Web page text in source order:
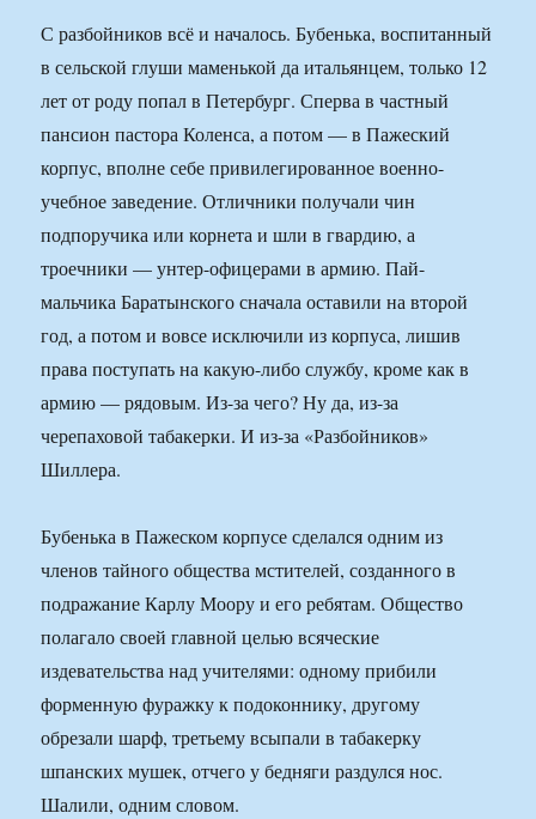
С разбойников всё и началось. Бубенька, воспитанный
в сельской глуши маменькой да итальянцем, только 12
лет от роду попал в Петербург. Сперва в частный
пансион пастора Коленса, а потом — в Пажеский
корпус, вполне себе привилегированное военно-
учебное заведение. Отличники получали чин
подпоручика или корнета и шли в гвардию, а
троечники — унтер-офицерами в армию. Пай-
мальчика Баратынского сначала оставили на второй
год, а потом и вовсе исключили из корпуса, лишив
права поступать на какую-либо службу, кроме как в
армию — рядовым. Из-за чего? Ну да, из-за
черепаховой табакерки. И из-за «Разбойников»
Шиллера.
Бубенька в Пажеском корпусе сделался одним из
членов тайного общества мстителей, созданного в
подражание Карлу Моору и его ребятам. Общество
полагало своей главной целью всяческие
издевательства над учителями: одному прибили
форменную фуражку к подоконнику, другому
обрезали шарф, третьему всыпали в табакерку
шпанских мушек, отчего у бедняги раздулся нос.
Шалили, одним словом.